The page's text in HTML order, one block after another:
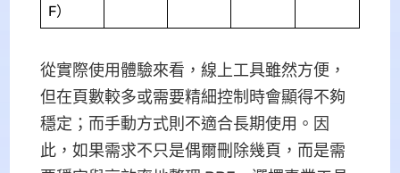
F）
從實際使用體驗來看，線上工具雖然方便，
但在頁數較多或需要精細控制時會顯得不夠
穩定；而手動方式則不適合長期使用。因
此，如果需求不只是偶爾刪除幾頁，而是需